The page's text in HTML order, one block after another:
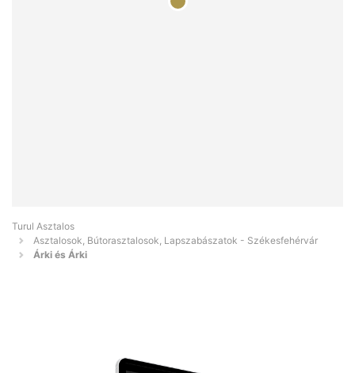
Turul Asztalos
Asztalosok, Bútorasztalosok, Lapszabászatok - Székesfehérvár
Árki és Árki